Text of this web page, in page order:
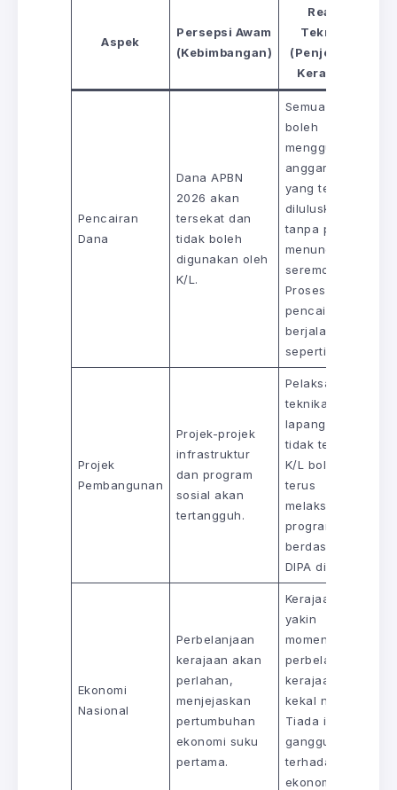
Aspek
Persepsi Awam
(Kebimbangan)
Realiti
Teknikal
(Penjelasan
Kerajaan)
Pencairan
Dana
Dana APBN
2026 akan
tersekat dan
tidak boleh
digunakan oleh
K/L.
Semua K/L
boleh
menggunakan
anggaran
yang telah
diluluskan
tanpa perlu
menunggu
seremoni.
Proses
pencairan
berjalan
seperti biasa.
Projek
Pembangunan
Projek-projek
infrastruktur
dan program
sosial akan
tertangguh.
Pelaksanaan
teknikal di
lapangan
tidak terjejas.
K/L boleh
terus
melaksanakan
program
berdasarkan
DIPA digital.
Ekonomi
Nasional
Perbelanjaan
kerajaan akan
perlahan,
menjejaskan
pertumbuhan
ekonomi suku
pertama.
Kerajaan
yakin
momentum
perbelanjaan
kerajaan akan
kekal normal.
Tiada isyarat
gangguan
terhadap
ekonomi